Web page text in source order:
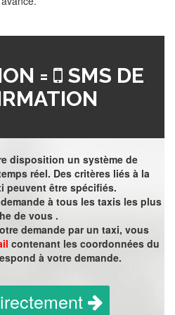
=
SMS DE
disposition un système de
réel. Des critères liés à la
peuvent être spécifiés.
à tous les taxis les plus
de vous .
demande par un taxi, vous
contenant les coordonnées du
à votre demande.